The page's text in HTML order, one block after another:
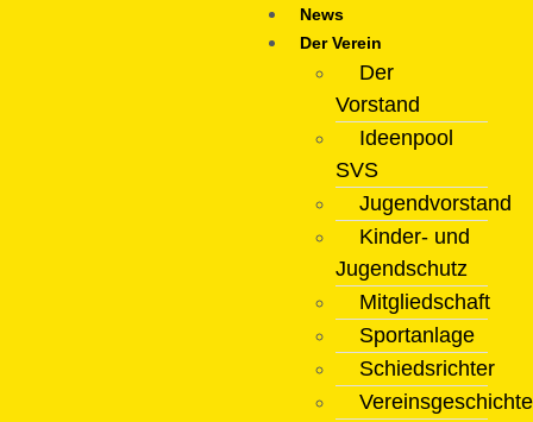
News
Der Verein
Der
Vorstand
Ideenpool
SVS
Jugendvorstand
Kinder- und
Jugendschutz
Mitgliedschaft
Sportanlage
Schiedsrichter
Vereinsgeschichte